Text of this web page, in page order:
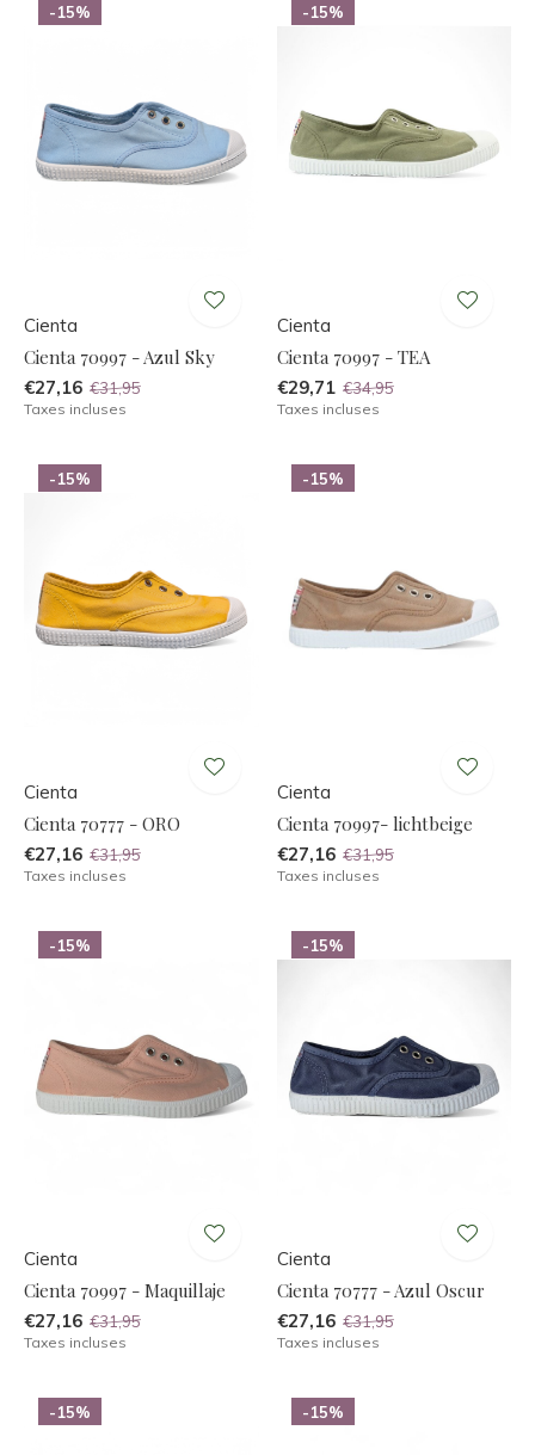
-15%
Cienta
Cienta 70997 - Azul Sky
€27,16 €31,95
Taxes incluses
-15%
Cienta
Cienta 70997 - TEA
€29,71 €34,95
Taxes incluses
-15%
Cienta
Cienta 70777 - ORO
€27,16 €31,95
Taxes incluses
-15%
Cienta
Cienta 70997- lichtbeige
€27,16 €31,95
Taxes incluses
-15%
Cienta
Cienta 70997 - Maquillaje
€27,16 €31,95
Taxes incluses
-15%
Cienta
Cienta 70777 - Azul Oscur
€27,16 €31,95
Taxes incluses
-15% -15%